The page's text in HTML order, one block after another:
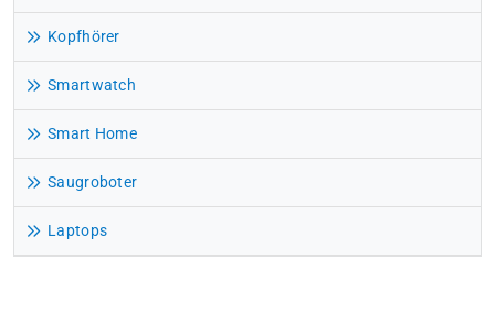
Kopfhörer
Smartwatch
Smart Home
Saugroboter
Laptops